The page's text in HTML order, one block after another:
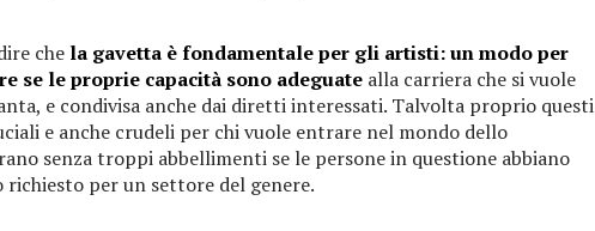
che la gavetta è fondamentale per gli artisti: un modo per
se le proprie capacità sono adeguate alla carriera che si vuole
e condivisa anche dai diretti interessati. Talvolta proprio questi
e anche crudeli per chi vuole entrare nel mondo dello
senza troppi abbellimenti se le persone in questione abbiano
per un settore del genere.